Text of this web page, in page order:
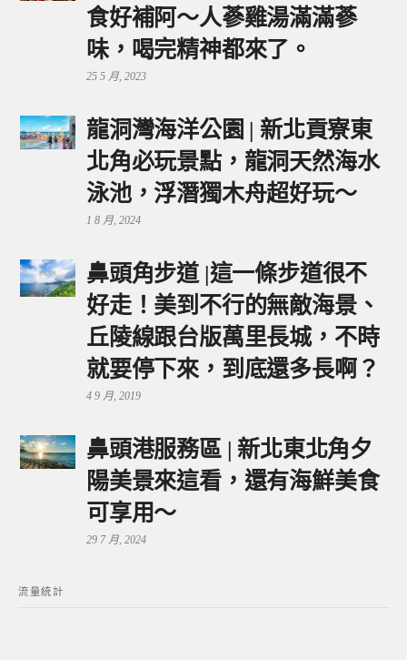
食好補阿～人蔘雞湯滿滿蔘
味，喝完精神都來了。
25 5 月, 2023
龍洞灣海洋公園 | 新北貢寮東
北角必玩景點，龍洞天然海水
泳池，浮潛獨木舟超好玩～
1 8 月, 2024
鼻頭角步道 |這一條步道很不
好走！美到不行的無敵海景、
丘陵線跟台版萬里長城，不時
就要停下來，到底還多長啊？
4 9 月, 2019
鼻頭港服務區 | 新北東北角夕
陽美景來這看，還有海鮮美食
可享用～
29 7 月, 2024
流量統計